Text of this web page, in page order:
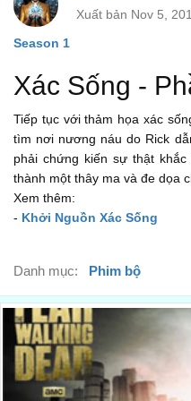
Pressure's dropping We
Huyết áp đang hạ. Ta không
If Shane said he'll be back,
Nếu Shane nói anh ấy sẽ
Rick, just...
Rick, anh...
You've got to keep your
Anh phải giữ sức khỏe của
Lori, em có...
I mean, it was legendary.
Ý anh là, nó là một huyền thoại.
Did you ever hear about
Xuất bản Nov 5,
Season 1
Xác Sống -
Tiếp tục với thảm họa xác
tìm nơi nương náu do Rick
phải chứng kiến sự thật
thành một thây ma và đe dọa
Xem thêm:
- Khởi Nguồn Xác Sống
Danh mục: Phim bộ